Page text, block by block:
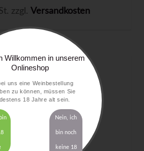
zzgl. Versandkosten
Willkommen in unserem
Onlineshop
uns eine Weinbestellung
zu können, müssen Sie
18 Jahre alt sein.
Nein, ich
bin noch
keine 18